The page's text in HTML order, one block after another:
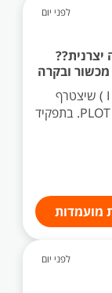
לפני יום
ובקרה
אנו מחפשים מהנדס/ת בקרה ומערכות (I C ) שיצטרף
לצוות התחזוקה של תחנת הכוח אשלים PLOT B. בתפקיד
מועמדות
לפני יום